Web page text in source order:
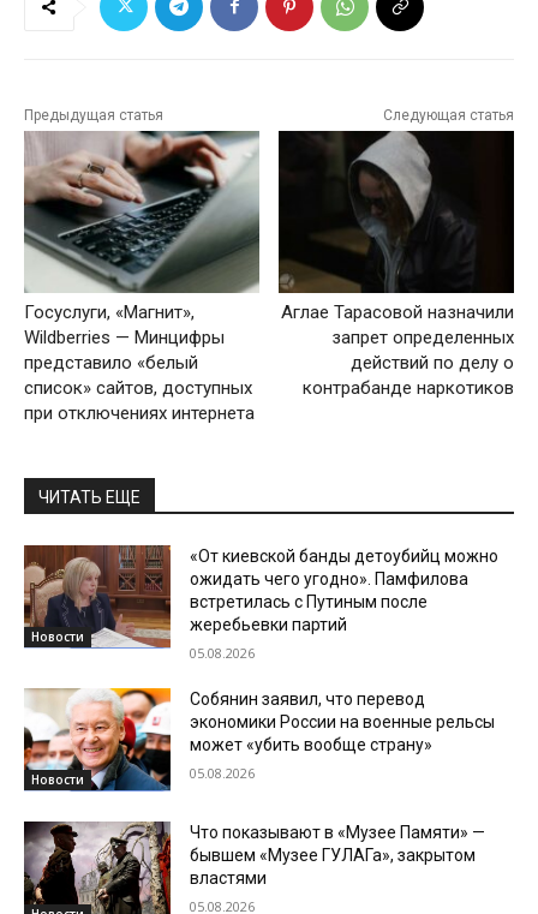
Предыдущая статья
Госуслуги, «Магнит»,
Wildberries — Минцифры
представило «белый
список» сайтов, доступных
при отключениях интернета
Следующая статья
Аглае Тарасовой назначили
запрет определенных
действий по делу о
контрабанде наркотиков
ЧИТАТЬ ЕЩЕ
Новости
«От киевской банды детоубийц можно
ожидать чего угодно». Памфилова
встретилась с Путиным после
жеребьевки партий
05.08.2026
Новости
Собянин заявил, что перевод
экономики России на военные рельсы
может «убить вообще страну»
05.08.2026
Что показывают в «Музее Памяти» —
бывшем «Музее ГУЛАГа», закрытом
властями
05.08.2026